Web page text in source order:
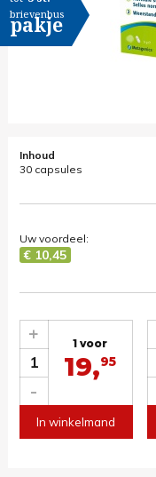
brievenbus
pakje
Inhoud
30 capsules
Uw voordeel:
€ 10,45
1
-
+ 1 voor
19,95
In winkelmand